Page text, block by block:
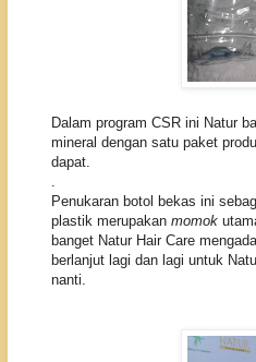
Dalam program CSR ini Natur
mineral dengan satu paket
dapat.
Penukaran botol bekas ini
plastik merupakan momok
banget Natur Hair Care
berlanjut lagi dan lagi untuk
nanti.